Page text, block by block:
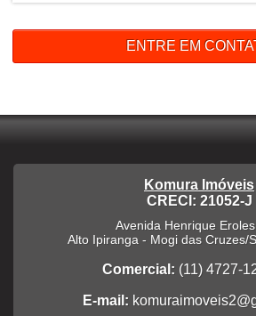
ENTRE EM
Komura Imóveis
CRECI: 21052-J
Avenida Henrique
Alto Ipiranga - Mogi das Cruzes/
Comercial: (11) 4727-
E-mail: